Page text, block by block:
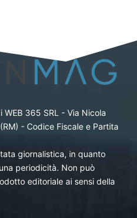
365 SRL - Via Nicola
- Codice Fiscale e Partita
giornalistica, in quanto
periodicità. Non può
editoriale ai sensi della